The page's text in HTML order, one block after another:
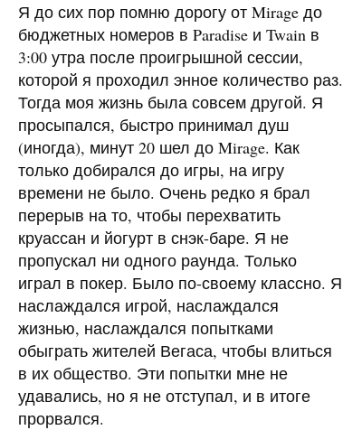
Я до сих пор помню дорогу от Mirage до
бюджетных номеров в Paradise и Twain в
3:00 утра после проигрышной сессии,
которой я проходил энное количество раз.
Тогда моя жизнь была совсем другой. Я
просыпался, быстро принимал душ
(иногда), минут 20 шел до Mirage. Как
только добирался до игры, на игру
времени не было. Очень редко я брал
перерыв на то, чтобы перехватить
круассан и йогурт в снэк-баре. Я не
пропускал ни одного раунда. Только
играл в покер. Было по-своему классно. Я
наслаждался игрой, наслаждался
жизнью, наслаждался попытками
обыграть жителей Вегаса, чтобы влиться
в их общество. Эти попытки мне не
удавались, но я не отступал, и в итоге
прорвался.